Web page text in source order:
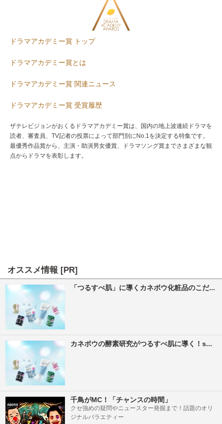
ドラマアカデミー賞 トップ
ドラマアカデミー賞とは
ドラマアカデミー賞 関連ニュース
ドラマアカデミー賞 受賞履歴
ザテレビジョンがおくるドラマアカデミー賞は、国内の地上波連続ドラマを
読者、審査員、TV記者の投票によって部門別にNo.1を決定する特集です。
最優秀作品賞から、主演・助演男女優賞、ドラマソング賞までさまざまな観
点からドラマを表彰します。
オススメ情報 [PR]
「つるすべ肌」に導くカネボウ化粧品のこだ...
カネボウの酵素研究がつるすべ肌に導く！s...
千鳥がMC！「チャンスの時間」
クセ強めの疑問やニュースター発掘まで！話題のオリ
ジナルバラエティー